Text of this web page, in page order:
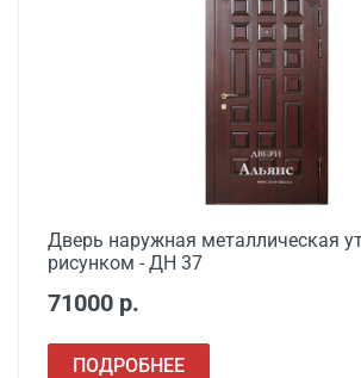
Дверь наружная металлическая
рисунком - ДН 37
71000 р.
ПОДРОБНЕЕ